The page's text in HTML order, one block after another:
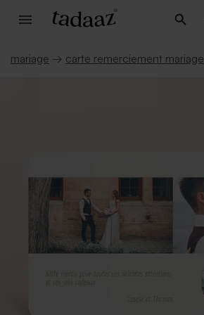
mariage → carte remerciement mariage